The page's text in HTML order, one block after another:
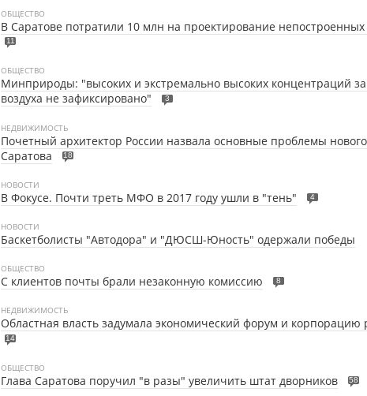
ОБЩЕСТВО
В Саратове потратили 10 млн на проектирование непостроенных
11
ОБЩЕСТВО
Минприроды: "высоких и экстремально высоких концентраций
воздуха не зафиксировано"
3
НЕДВИЖИМОСТЬ
Почетный архитектор России назвала основные проблемы
Саратова
18
НОВОСТИ
В Фокусе. Почти треть МФО в 2017 году ушли в "тень" 4
НОВОСТИ
Баскетболисты "Автодора" и "ДЮСШ-Юность" одержали победы
ОБЩЕСТВО
С клиентов почты брали незаконную комиссию 8
НЕДВИЖИМОСТЬ
Областная власть задумала экономический форум и корпорацию
14
ОБЩЕСТВО
Глава Саратова поручил "в разы" увеличить штат дворников 58